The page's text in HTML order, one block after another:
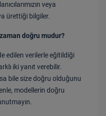
veya
ürettiği bilgiler.
doğru mudur?
edilen verilerle eğitildiği
iki yanıt verebilir.
bile size doğru olduğunu
modellerin doğru